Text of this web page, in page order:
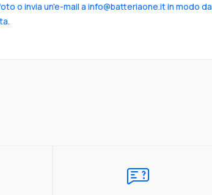
o invia un'e-mail a info@batteriaone.it in modo da